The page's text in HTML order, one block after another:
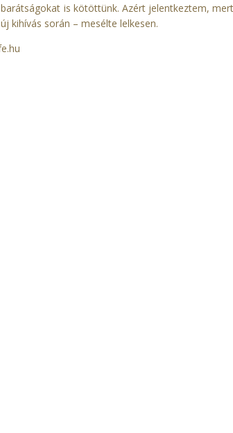
is kötöttünk. Azért jelentkeztem,
kihívás során – mesélte lelkesen.